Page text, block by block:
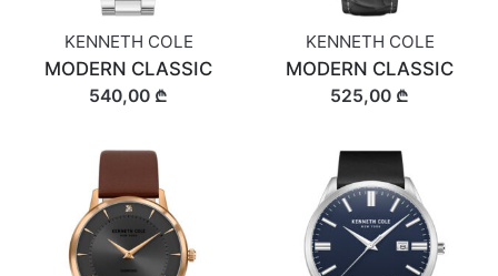
KENNETH COLE
MODERN CLASSIC
540,00 ₾
KENNETH COLE
MODERN CLASSIC
525,00 ₾